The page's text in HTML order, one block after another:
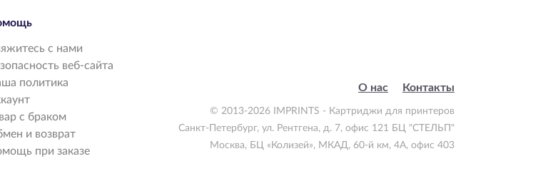
с нами
веб-сайта
политика
с браком
и возврат
при заказе
О нас Контакты
© 2013-2026 IMPRINTS - Картриджи для принтеров
Санкт-Петербург, ул. Рентгена, д. 7, офис 121 БЦ "СТЕЛЬП"
Москва, БЦ «Колизей», МКАД, 60-й км, 4А, офис 403